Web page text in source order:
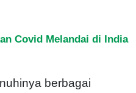
Covid Melandai di India
berbagai